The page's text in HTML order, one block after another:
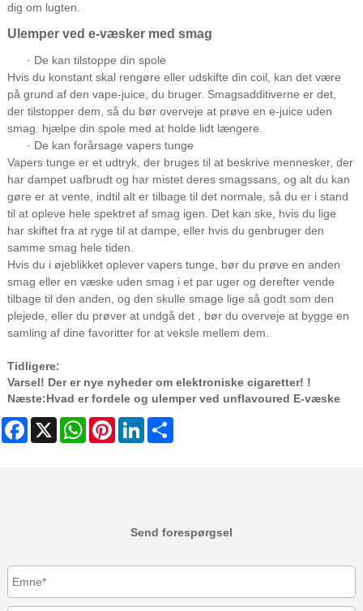
dig om lugten.
Ulemper ved e-væsker med smag
· De kan tilstoppe din spole
Hvis du konstant skal rengøre eller udskifte din coil, kan det være
på grund af den vape-juice, du bruger. Smagsadditiverne er det,
der tilstopper dem, så du bør overveje at prøve en e-juice uden
smag. hjælpe din spole med at holde lidt længere.
· De kan forårsage vapers tunge
Vapers tunge er et udtryk, der bruges til at beskrive mennesker, der
har dampet uafbrudt og har mistet deres smagssans, og alt du kan
gøre er at vente, indtil alt er tilbage til det normale, så du er i stand
til at opleve hele spektret af smag igen. Det kan ske, hvis du lige
har skiftet fra at ryge til at dampe, eller hvis du genbruger den
samme smag hele tiden.
Hvis du i øjeblikket oplever vapers tunge, bør du prøve en anden
smag eller en væske uden smag i et par uger og derefter vende
tilbage til den anden, og den skulle smage lige så godt som den
plejede, eller du prøver at undgå det , bør du overveje at bygge en
samling af dine favoritter for at veksle mellem dem.
Tidligere:
Varsel! Der er nye nyheder om elektroniske cigaretter! !
Næste:Hvad er fordele og ulemper ved unflavoured E-væske
Facebook WhatsAppPinterestLinkedIn
Send forespørgsel